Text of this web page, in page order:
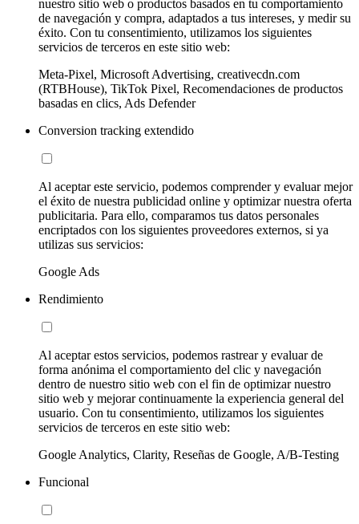
nuestro sitio web o productos basados en tu comportamiento
de navegación y compra, adaptados a tus intereses, y medir su
éxito. Con tu consentimiento, utilizamos los siguientes
servicios de terceros en este sitio web:
Meta-Pixel, Microsoft Advertising, creativecdn.com
(RTBHouse), TikTok Pixel, Recomendaciones de productos
basadas en clics, Ads Defender
Conversion tracking extendido
Al aceptar este servicio, podemos comprender y evaluar mejor
el éxito de nuestra publicidad online y optimizar nuestra oferta
publicitaria. Para ello, comparamos tus datos personales
encriptados con los siguientes proveedores externos, si ya
utilizas sus servicios:
Google Ads
Rendimiento
Al aceptar estos servicios, podemos rastrear y evaluar de
forma anónima el comportamiento del clic y navegación
dentro de nuestro sitio web con el fin de optimizar nuestro
sitio web y mejorar continuamente la experiencia general del
usuario. Con tu consentimiento, utilizamos los siguientes
servicios de terceros en este sitio web:
Google Analytics, Clarity, Reseñas de Google, A/B-Testing
Funcional